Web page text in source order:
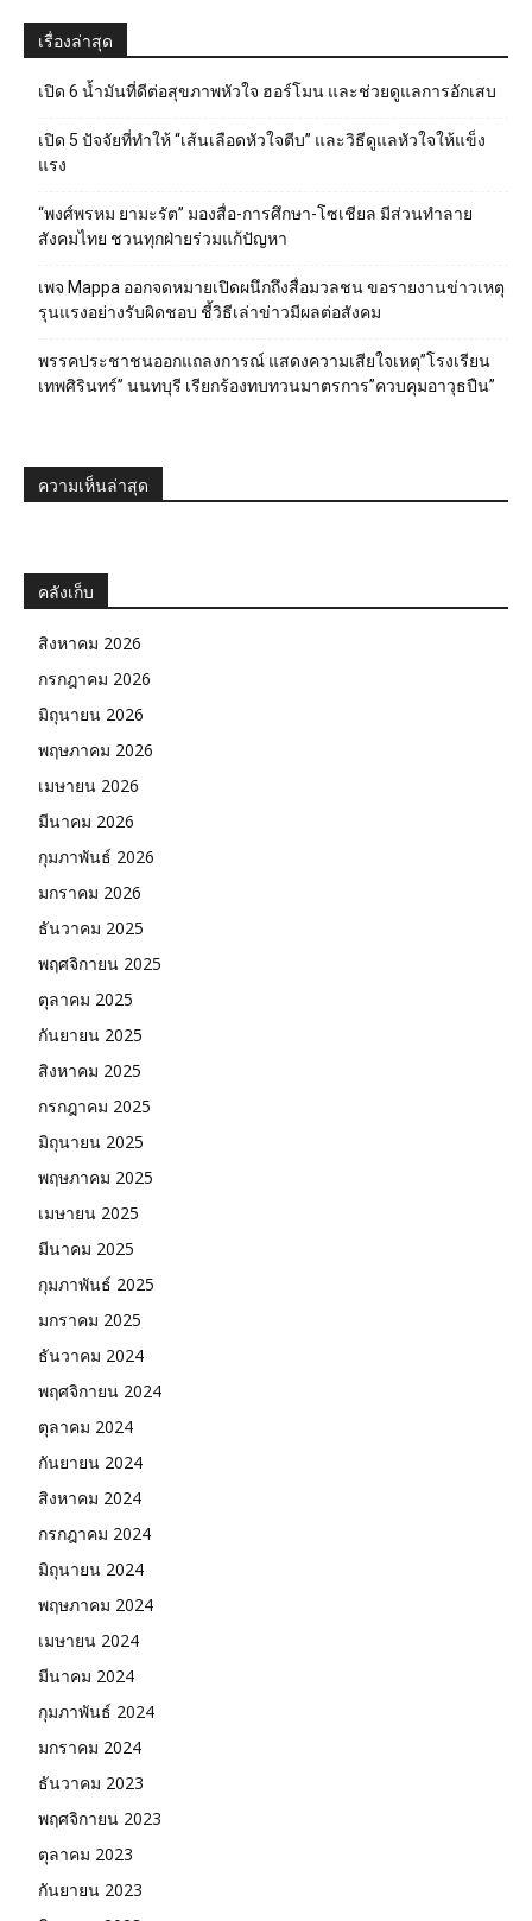
เรื่องล่าสุด
เปิด 6 น้ำมันที่ดีต่อสุขภาพหัวใจ ฮอร์โมน และช่วยดูแลการอักเสบ
เปิด 5 ปัจจัยที่ทำให้ “เส้นเลือดหัวใจตีบ” และวิธีดูแลหัวใจให้แข็ง
แรง
“พงศ์พรหม ยามะรัต” มองสื่อ-การศึกษา-โซเชียล มีส่วนทำลาย
สังคมไทย ชวนทุกฝ่ายร่วมแก้ปัญหา
เพจ Mappa ออกจดหมายเปิดผนึกถึงสื่อมวลชน ขอรายงานข่าวเหตุ
รุนแรงอย่างรับผิดชอบ ชี้วิธีเล่าข่าวมีผลต่อสังคม
พรรคประชาชนออกแถลงการณ์ แสดงความเสียใจเหตุ”โรงเรียน
เทพศิรินทร์” นนทบุรี เรียกร้องทบทวนมาตรการ”ควบคุมอาวุธปืน”
ความเห็นล่าสุด
คลังเก็บ
สิงหาคม 2026
กรกฎาคม 2026
มิถุนายน 2026
พฤษภาคม 2026
เมษายน 2026
มีนาคม 2026
กุมภาพันธ์ 2026
มกราคม 2026
ธันวาคม 2025
พฤศจิกายน 2025
ตุลาคม 2025
กันยายน 2025
สิงหาคม 2025
กรกฎาคม 2025
มิถุนายน 2025
พฤษภาคม 2025
เมษายน 2025
มีนาคม 2025
กุมภาพันธ์ 2025
มกราคม 2025
ธันวาคม 2024
พฤศจิกายน 2024
ตุลาคม 2024
กันยายน 2024
สิงหาคม 2024
กรกฎาคม 2024
มิถุนายน 2024
พฤษภาคม 2024
เมษายน 2024
มีนาคม 2024
กุมภาพันธ์ 2024
มกราคม 2024
ธันวาคม 2023
พฤศจิกายน 2023
ตุลาคม 2023
กันยายน 2023